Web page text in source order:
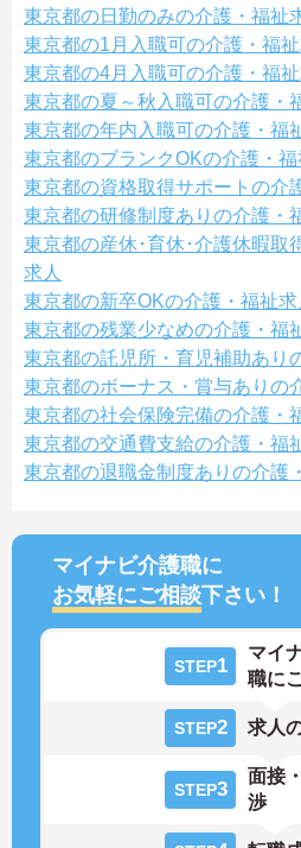
東京都の日勤のみの介護・福祉
東京都の1月入職可の介護・福祉
東京都の4月入職可の介護・福祉
東京都の夏～秋入職可の介護・
東京都の年内入職可の介護・福
東京都のブランクOKの介護・福
東京都の資格取得サポートの介
東京都の研修制度ありの介護・
東京都の産休･育休･介護休暇取
求人
東京都の新卒OKの介護・福祉求
東京都の残業少なめの介護・福
東京都の託児所・育児補助あり
東京都のボーナス・賞与ありの
東京都の社会保険完備の介護・
東京都の交通費支給の介護・福
東京都の退職金制度ありの介護
マイナビ介護職に
お気軽にご相談下さい！
STEP1
マイ
職に
STEP2 求人
STEP3
面接
渉